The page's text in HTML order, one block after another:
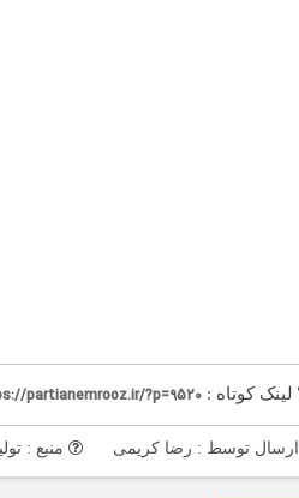
لینک کوتاه : partianemrooz.ir/?p=9520
ارسال توسط : رضا کریمی منبع :